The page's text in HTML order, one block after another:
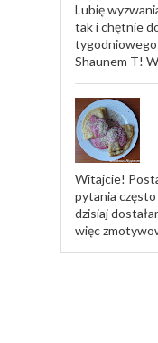
Lubię
tak i chętnie
tygodniowego
Shaunem T!
Witajcie!
pytania
dzisiaj
więc